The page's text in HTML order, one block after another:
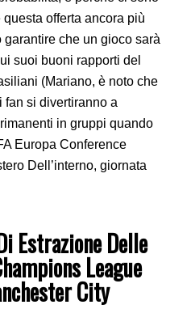
offerta ancora più
che un gioco sarà
suoi buoni rapporti del
(Mariano, è noto che
fan si divertiranno a
in gruppi quando
Europa Conference
Dell’interno, giornata
Estrazione Delle
League
City